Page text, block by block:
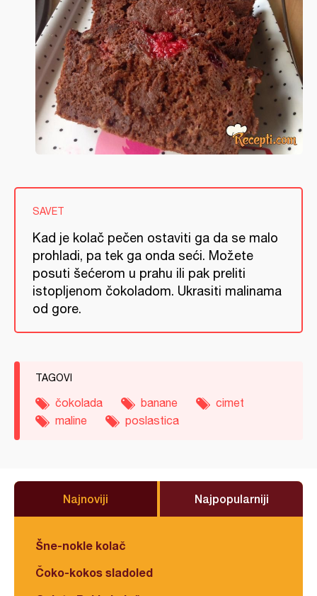
SAVET
Kad je kolač pečen ostaviti ga da se malo
prohladi, pa tek ga onda seći. Možete
posuti šećerom u prahu ili pak preliti
istopljenom čokoladom. Ukrasiti malinama
od gore.
TAGOVI
čokolada banane
cimet
maline
poslastica
Najnoviji Najpopularniji
Šne-nokle kolač
Čoko-kokos sladoled